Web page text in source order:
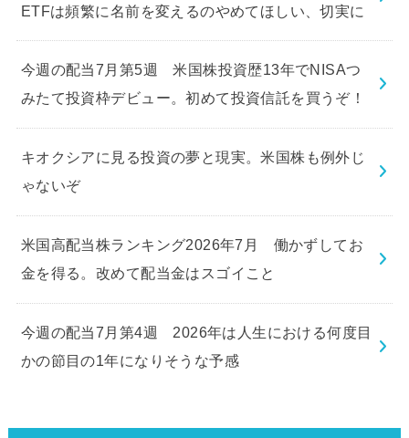
ETFは頻繁に名前を変えるのやめてほしい、切実に
今週の配当7月第5週 米国株投資歴13年でNISAつ
みたて投資枠デビュー。初めて投資信託を買うぞ！
キオクシアに見る投資の夢と現実。米国株も例外じ
ゃないぞ
米国高配当株ランキング2026年7月 働かずしてお
金を得る。改めて配当金はスゴイこと
今週の配当7月第4週 2026年は人生における何度目
かの節目の1年になりそうな予感